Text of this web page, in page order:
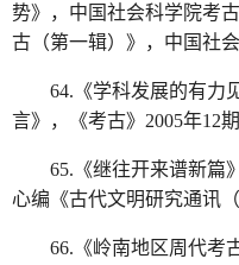
势》，中国社会科学院考
古（第一辑）》，中国社
64.《学科发展的有
言》，《考古》2005年12期
65.《继往开来谱新篇
心编《古代文明研究通讯
66.《岭南地区周代考